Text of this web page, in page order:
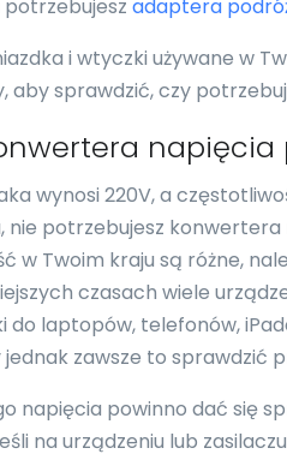
adaptera
i wtyczki używane w
aby sprawdzić, czy
napięcia
wynosi 220V, a
nie potrzebujesz
w Twoim kraju są różne,
czasach wiele
do laptopów, telefonów,
zawsze to sprawdzić
napięcia powinno dać się
na urządzeniu lub